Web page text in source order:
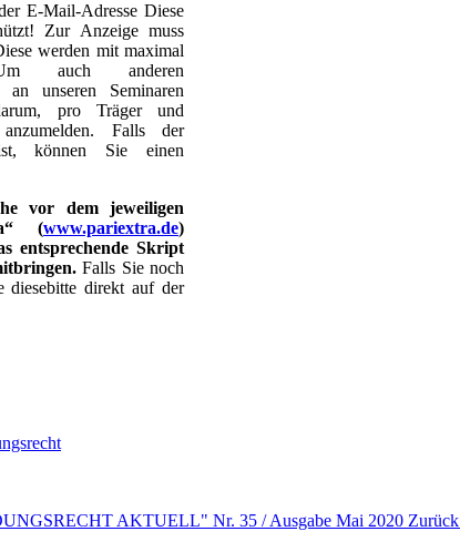
E-Mail-Adresse Diese
Zur Anzeige muss
werden mit maximal
auch anderen
an unseren Seminaren
pro Träger und
Falls der
ist, können Sie einen
vor dem jeweiligen
(www.pariextra.de)
entsprechende Skript
Falls Sie noch
diesebitte direkt auf der
AKTUELL" Nr. 35 / Ausgabe Mai 2020 Zurück